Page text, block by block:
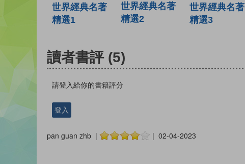
世界經典名著
精選1
世界經典名著
精選2
世界經典名著
精選3
讀者書評 (5)
請登入給你的書籍評分
登入
pan guan zhb | | 02-04-2023